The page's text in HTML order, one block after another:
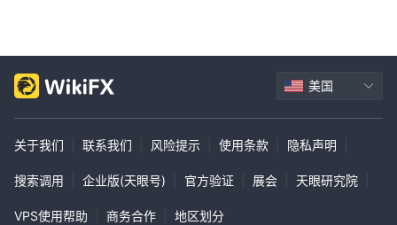
美国
关于我们 联系我们 风险提示 使用条款 隐私声明
搜索调用 企业版(天眼号) 官方验证 展会 天眼研究院
VPS使用帮助 商务合作 地区划分